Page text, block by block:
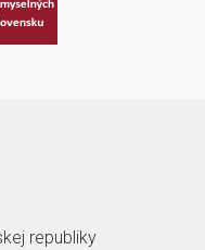
republiky